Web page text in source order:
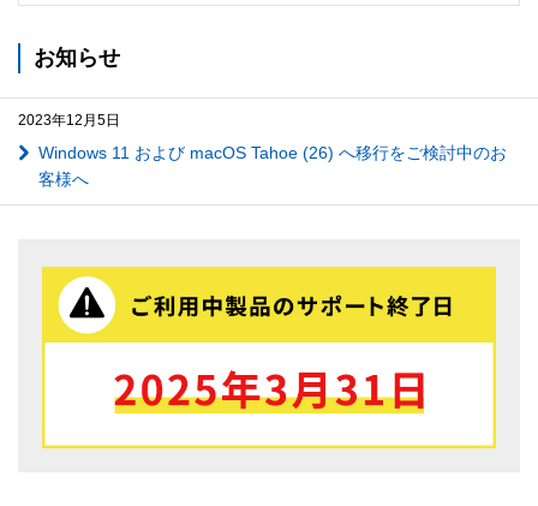
お知らせ
2023年12月5日
Windows 11 および macOS Tahoe (26) へ移行をご検討中のお
客様へ